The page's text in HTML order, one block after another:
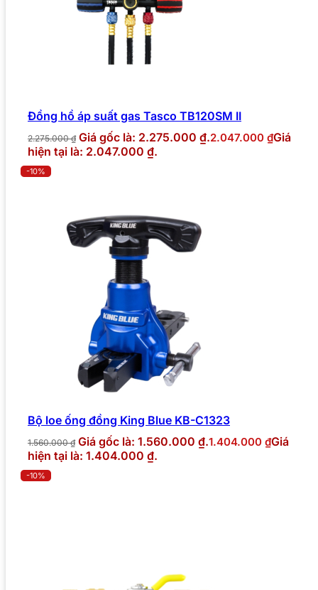
Đồng hồ áp suất gas Tasco TB120SM II
2.275.000₫ Giá gốc là: 2.275.000 ₫.2.047.000 ₫Giá
hiện tại là: 2.047.000 ₫.
-10%
Bộ loe ống đồng King Blue KB-C1323
1.560.000₫ Giá gốc là: 1.560.000 ₫.1.404.000 ₫Giá
hiện tại là: 1.404.000 ₫.
-10%